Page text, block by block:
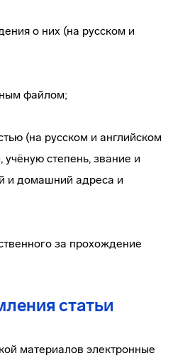
о них (на русском и
файлом;
(на русском и английском
учёную степень, звание и
и домашний адреса и
за прохождение
статьи
материалов электронные